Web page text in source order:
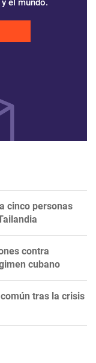
el mundo.
cinco personas
contra
cubano
tras la crisis